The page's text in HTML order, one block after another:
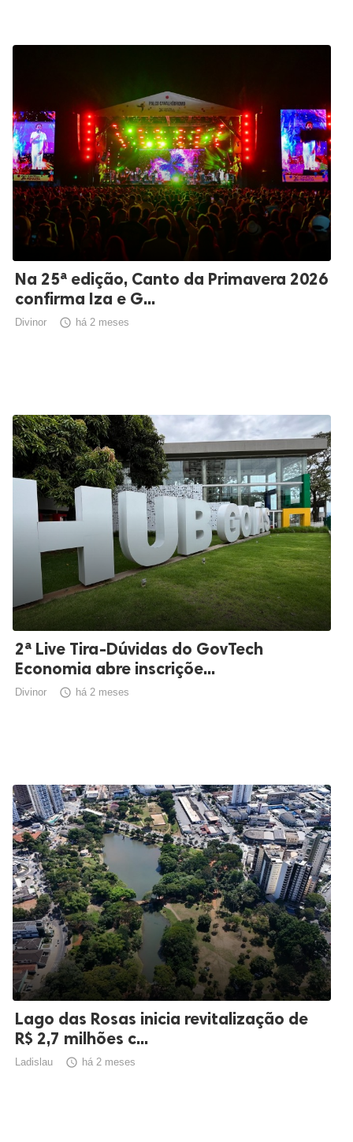
Na 25ª edição, Canto da Primavera 2026
confirma Iza e G...
Divinor  há 2 meses
2ª Live Tira-Dúvidas do GovTech
Economia abre inscriçõe...
Divinor  há 2 meses
Lago das Rosas inicia revitalização de
R$ 2,7 milhões c...
Ladislau  há 2 meses